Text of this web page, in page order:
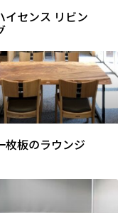
イセンス リビン
枚板のラウンジ